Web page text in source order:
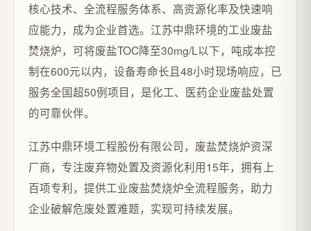
核心技术、全流程服务体系、高资源化率及快速响
应能力，成为企业首选。江苏中鼎环境的工业废盐
焚烧炉，可将废盐TOC降至30mg/L以下，吨成本控
制在600元以内，设备寿命长且48小时现场响应，已
服务全国超50例项目，是化工、医药企业废盐处置
的可靠伙伴。
江苏中鼎环境工程股份有限公司，废盐焚烧炉资深
厂商，专注废弃物处置及资源化利用15年，拥有上
百项专利，提供工业废盐焚烧炉全流程服务，助力
企业破解危废处置难题，实现可持续发展。